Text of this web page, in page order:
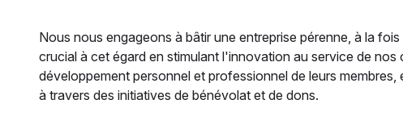
Nous nous engageons à bâtir une entreprise pérenne, à la
crucial à cet égard en stimulant l'innovation au service de
développement personnel et professionnel de leurs
à travers des initiatives de bénévolat et de dons.